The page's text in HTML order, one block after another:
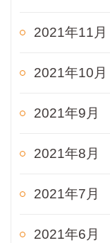
2021年11月
2021年10月
2021年9月
2021年8月
2021年7月
2021年6月